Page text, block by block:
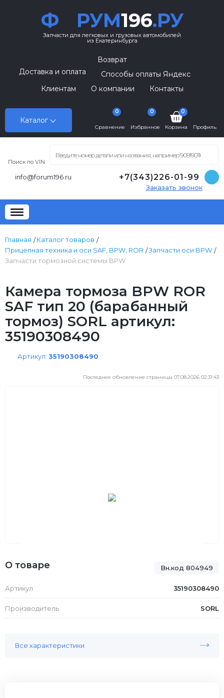
Ф РУМ196.РУ
Запчасти для легковых и грузовых автомобилей
из Екатеринбурга
Каталог
Возврат
Доставка и оплата
Способы оплаты Яндекс
Клиентам
О компании Контакты
Сравнение
0
Избранное
0
Корзина
0
Профиль
Поиск по VIN
info@forum196.ru +7(343)226-01-99
Заказать звонок
Главная
Каталог товаров
Прицепная техника и оси SAF, BPW, ROR
Запчасти оси BPW
Запчасти тормозной системы BPW
Камера тормоза BPW ROR
SAF тип 20 (барабанный
тормоз) SORL артикул:
35190308490
Артикул: 35190308490
Последнее обновление страницы 07.08.2026 02:31:43
Вн.код 804949
О товаре
Артикул 35190308490
Производитель SORL
Все характеристики